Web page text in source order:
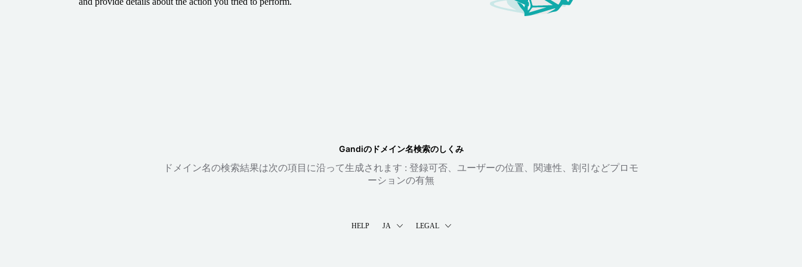
Gandiのドメイン名検索のしくみ
ドメイン名の検索結果は次の項目に沿って生成されます : 登録可否、ユーザーの位置、関連性、割引などプロモ
ーションの有無
HELP JA LEGAL